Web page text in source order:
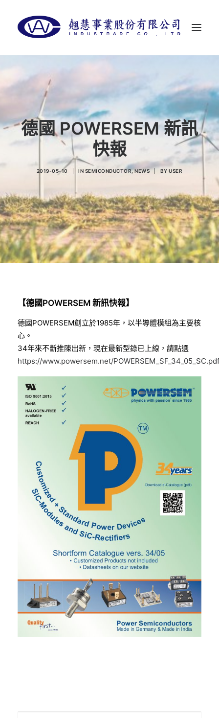
首頁
代理品牌
最新消息
LANGUAGES
德國 POWERSEM 新訊
快報
2019-05-10 IN SEMICONDUCTOR,NEWS BYUSER
【德國POWERSEM 新訊快報】
德國POWERSEM創立於1985年，以半導體模組為主要核
心。
34年來不斷推陳出新，現在最新型錄已上線，請點選
https://www.powersem.net/POWERSEM_SF_34_05_SC.pdf